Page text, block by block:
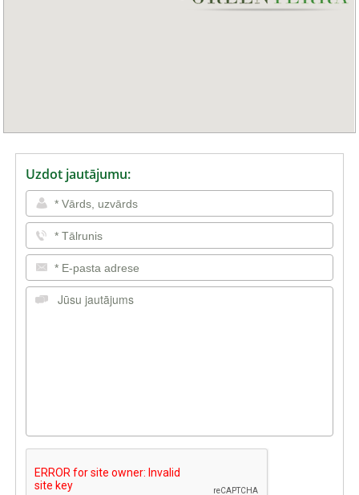
Uzdot jautājumu: